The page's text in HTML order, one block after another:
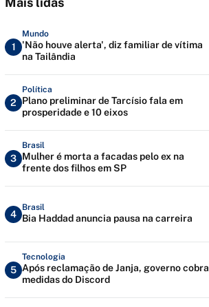
1
Mundo
'Não houve alerta', diz familiar de vítima
na Tailândia
2
Política
Plano preliminar de Tarcísio fala em
prosperidade e 10 eixos
3
Brasil
Mulher é morta a facadas pelo ex na
frente dos filhos em SP
4
Brasil
Bia Haddad anuncia pausa na carreira
5
Tecnologia
Após reclamação de Janja, governo cobra
medidas do Discord